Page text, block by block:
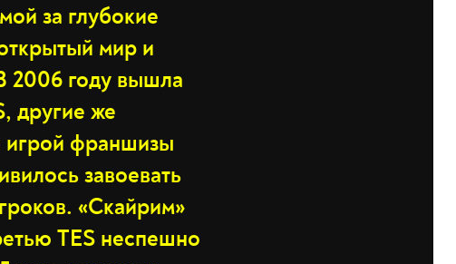
за глубокие
мир и
2006 году вышла
другие же
игрой франшизы
завоевать
«Скайрим»
TES неспешно